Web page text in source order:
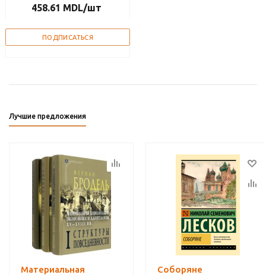
458.61 MDL/шт
ПОДПИСАТЬСЯ
Лучшие предложения
Материальная
Соборяне